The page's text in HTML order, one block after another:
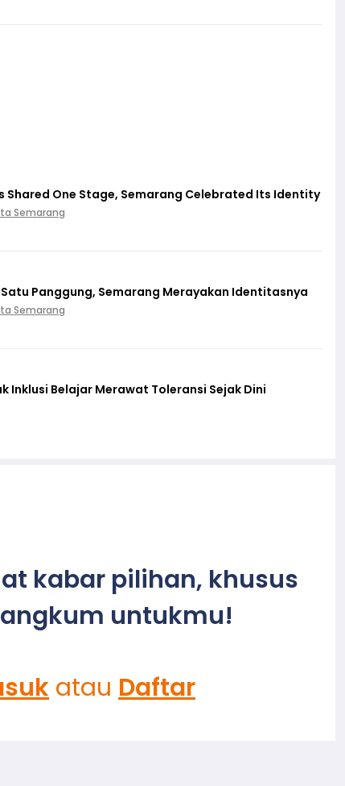
Shared One Stage, Semarang Celebrated Its Identity
Semarang
Panggung, Semarang Merayakan Identitasnya
Semarang
Inklusi Belajar Merawat Toleransi Sejak Dini
kabar pilihan, khusus
untukmu!
atau Daftar